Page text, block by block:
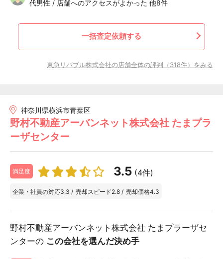
代男性 / 店舗へのアクセスがよかった 他8件
一括査定依頼する
東急リバブル株式会社の店舗全体の評判（318件）をみる
神奈川県横浜市青葉区
野村不動産アーバンネット株式会社 たまプラ
ーザセンター
満足度 3.5 (4件)
企業・社員の対応3.3 / 売却スピード2.8 / 売却価格4.3
野村不動産アーバンネット株式会社 たまプラーザセ
ンターの この会社を選んだ決め手